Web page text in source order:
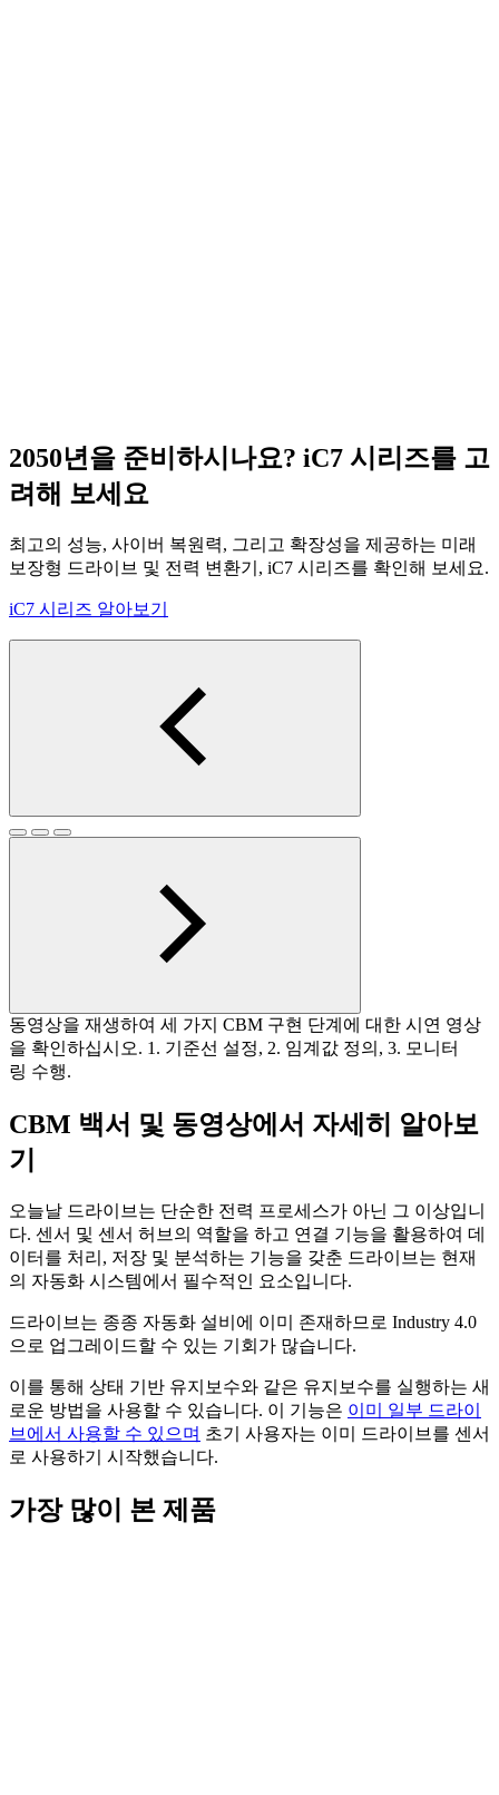
2050년을 준비하시나요? iC7 시리즈를 고
려해 보세요
최고의 성능, 사이버 복원력, 그리고 확장성을 제공하는 미래
보장형 드라이브 및 전력 변환기, iC7 시리즈를 확인해 보세요.
iC7 시리즈 알아보기
동영상을 재생하여 세 가지 CBM 구현 단계에 대한 시연 영상
을 확인하십시오. 1. 기준선 설정, 2. 임계값 정의, 3. 모니터
링 수행.
CBM 백서 및 동영상에서 자세히 알아보
기
오늘날 드라이브는 단순한 전력 프로세스가 아닌 그 이상입니
다. 센서 및 센서 허브의 역할을 하고 연결 기능을 활용하여 데
이터를 처리, 저장 및 분석하는 기능을 갖춘 드라이브는 현재
의 자동화 시스템에서 필수적인 요소입니다.
드라이브는 종종 자동화 설비에 이미 존재하므로 Industry 4.0
으로 업그레이드할 수 있는 기회가 많습니다.
이를 통해 상태 기반 유지보수와 같은 유지보수를 실행하는 새
로운 방법을 사용할 수 있습니다. 이 기능은 이미 일부 드라이
브에서 사용할 수 있으며 초기 사용자는 이미 드라이브를 센서
로 사용하기 시작했습니다.
가장 많이 본 제품